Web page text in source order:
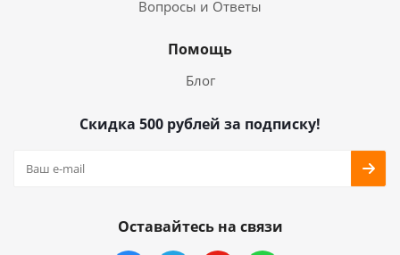
Вопросы и Ответы
Помощь
Блог
Скидка 500 рублей за подписку!
Оставайтесь на связи